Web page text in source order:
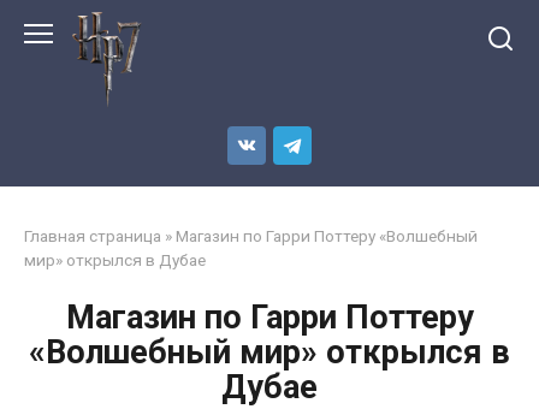
Главная страница » Магазин по Гарри Поттеру «Волшебный
мир» открылся в Дубае
Магазин по Гарри Поттеру
«Волшебный мир» открылся в
Дубае